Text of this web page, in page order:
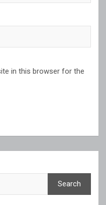
in this browser for the
Search